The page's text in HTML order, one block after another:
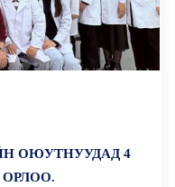
ОЮУТНУУДАД 4